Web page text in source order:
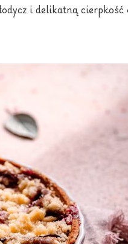
i delikatną cierpkość